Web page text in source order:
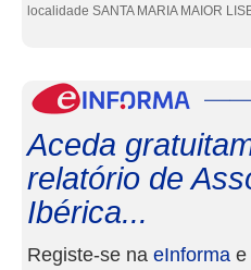
localidade SANTA MARIA MAIOR
Aceda
relatório de
Ibérica...
Registe-se na eInforma e